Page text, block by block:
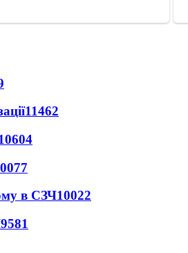
11462
в СЗЧ10022
9581